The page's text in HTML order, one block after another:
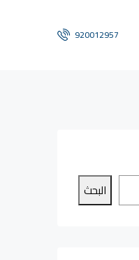
920012957
البحث